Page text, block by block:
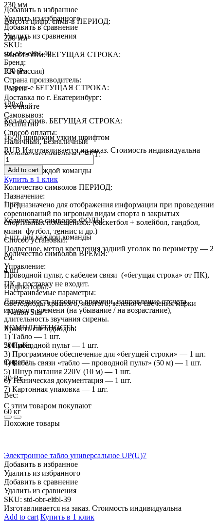
230 мм
Высота цифр. симв-в ПЕРИОД:
230 мм
Высота сим. БЕГУЩАЯ СТРОКА:
120 мм
Разреш-е БЕГУЩАЯ СТРОКА:
128х8
Кол-во симв. БЕГУЩАЯ СТРОКА:
16/20 широким узким шрифтом
Количество символов СЧЁТ:
3 шт. для каждой команды
Количество символов ПЕРИОД:
1 шт
Количество символов ФОЛЫ:
1 шт. для каждой команды
Количество символов ВРЕМЯ:
4 шт
Индикаторы:
Светодиоды красного, жёлтого, зелёного свечения марки
"Nation Star"
Яркость светодиодов:
500 мКд
Сирена:
20 Вт
Вес:
60 кг
Добавить в избранное
Удалить из избранного
Добавить в сравнение
Удалить из сравнения
SKU:
std-obr-eltbl-40
Бренд:
RA (Россия)
Страна производитель:
Россия
Доставка по г. Екатеринбург:
Уточняйте
Самовывоз:
Бесплатно
Способ оплаты:
Наличный, Безналичный
RUB Изготавливается на заказ. Стоимость индивидуальна
Quantity
Add to cart
Купить в 1 клик
Назначение:
Предназначено для отображения информации при проведении
соревнований по игровым видам спорта в закрытых
спортивных помещениях. (баскетбол + волейбол, гандбол,
мини–футбол, теннис и др.)
Способ установки:
Подвесное, метод крепления задний уголок по периметру — 2
см.
Управление:
Проводной пульт, с кабелем связи («бегущая строка» от ПК),
ПК в поставку не входит.
Настраиваемые параметры:
Длительность игрового времени, направление отсчета
игрового времени (на убывание / на возрастание),
длительность звучания сирены.
КОМПЛЕКТНОСТЬ:
1) Табло — 1 шт.
2) Проводной пульт — 1 шт.
3) Программное обеспечение для «бегущей строки» — 1 шт.
4) Кабель связи «табло — проводной пульт» (50 м) — 1 шт.
5) Шнур питания 220V (10 м) — 1 шт.
6) Техническая документация — 1 шт.
7) Картонная упаковка — 1 шт.
С этим товаром покупают
Похожие товары
Электронное табло универсальное UP(U)7
Добавить в избранное
Удалить из избранного
Добавить в сравнение
Удалить из сравнения
SKU: std-obr-eltbl-39
Изготавливается на заказ. Стоимость индивидуальна
Add to cart Купить в 1 клик